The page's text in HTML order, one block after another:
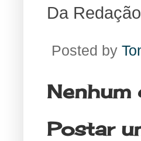
Da
Posted by
Nenhum
Postar